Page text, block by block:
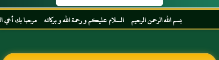
بسم الله الرحمن الرحيم السلام عليكم و رحمة الله و بركاته مرحبا بك أخي الكريم